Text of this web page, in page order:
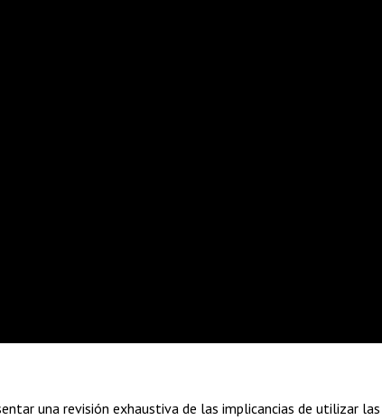
una revisión exhaustiva de las implicancias de utilizar las